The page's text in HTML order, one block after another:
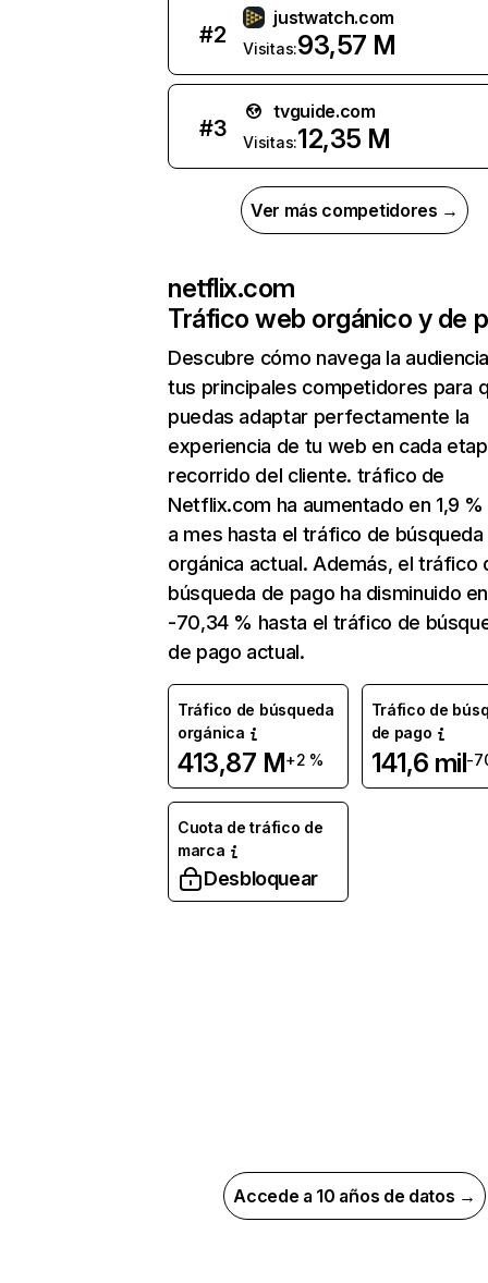
#2
justwatch.com
Visitas:93,57 M
#3
tvguide.com
Visitas:12,35 M
Ver más competidores →
netflix.com
Tráfico web orgánico y de
Descubre cómo navega la
tus principales competidores para
puedas adaptar perfectamente la
experiencia de tu web en cada
recorrido del cliente. tráfico de
Netflix.com ha aumentado en 1,9
a mes hasta el tráfico de búsqueda
orgánica actual. Además, el tráfico
búsqueda de pago ha disminuido en
-70,34 % hasta el tráfico de
de pago actual.
Tráfico de búsqueda
orgánica
413,87 M+2 %
Tráfico de
de pago
141,6 mil-
Cuota de tráfico de
marca
Desbloquear
Accede a 10 años de datos →